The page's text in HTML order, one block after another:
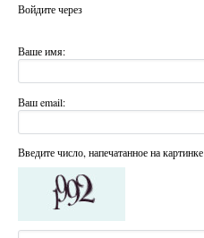
Войдите через
Ваше имя:
Ваш email:
Введите число, напечатанное на картинке